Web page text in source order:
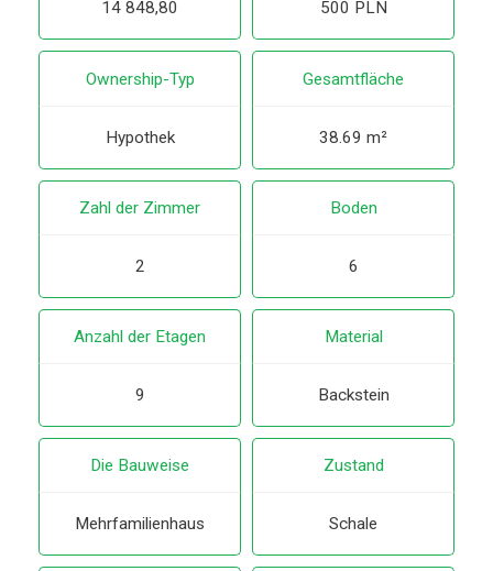
14 848,80 500 PLN
Ownership-Typ
Hypothek
Gesamtfläche
38.69 m²
Zahl der Zimmer
2
Boden
6
Anzahl der Etagen
9
Material
Backstein
Die Bauweise
Mehrfamilienhaus
Zustand
Schale